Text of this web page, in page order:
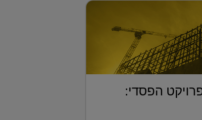
הפסדי: